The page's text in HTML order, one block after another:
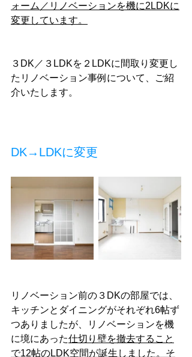
ォーム／リノベーションを機に2LDKに
変更しています。
３DK／３LDKを２LDKに間取り変更し
たリノベーション事例について、ご紹
介いたします。
DK→LDKに変更
リノベーション前の３DKの部屋では、
キッチンとダイニングがそれぞれ6帖ず
つありましたが、リノベーションを機
に境にあった仕切り壁を撤去すること
で12帖のLDK空間が誕生しました。そ